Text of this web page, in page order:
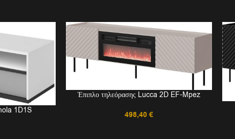
1D1S
Έπιπλο τηλεόρασης Lucca 2D EF-Mpez
498,40 €